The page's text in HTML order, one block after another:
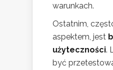
warunkach.
Ostatnim,
aspektem, jest
użyteczności.
być